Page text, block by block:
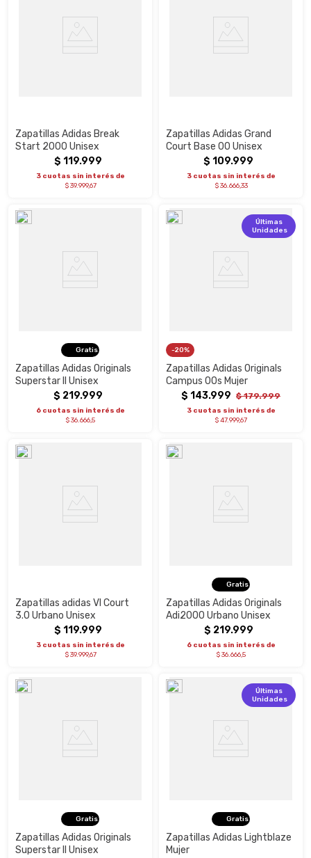
Zapatillas Adidas Break
Start 2000 Unisex
$ 119.999
3 cuotas sin interés de
$ 39.999,67
Zapatillas Adidas Grand
Court Base 00 Unisex
$ 109.999
3 cuotas sin interés de
$ 36.666,33
Gratis
Zapatillas Adidas Originals
Superstar II Unisex
$ 219.999
6 cuotas sin interés de
$ 36.666,5
Últimas
Unidades
20%
Zapatillas Adidas Originals
Campus 00s Mujer
$ 143.999 $ 179.999
3 cuotas sin interés de
$ 47.999,67
Zapatillas adidas Vl Court
3.0 Urbano Unisex
$ 119.999
3 cuotas sin interés de
$ 39.999,67
Gratis
Zapatillas Adidas Originals
Adi2000 Urbano Unisex
$ 219.999
6 cuotas sin interés de
$ 36.666,5
Gratis
Zapatillas Adidas Originals
Superstar II Unisex
Últimas
Unidades
Gratis
Zapatillas Adidas Lightblaze
Mujer